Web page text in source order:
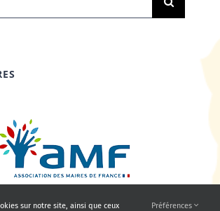
sur notre site, ainsi que ceux Préférences